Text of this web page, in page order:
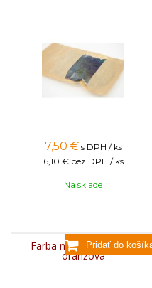
7,50 € s DPH / ks
6,10 € bez DPH / ks
Na sklade
Farba na sviečky, 25g -
oranžová